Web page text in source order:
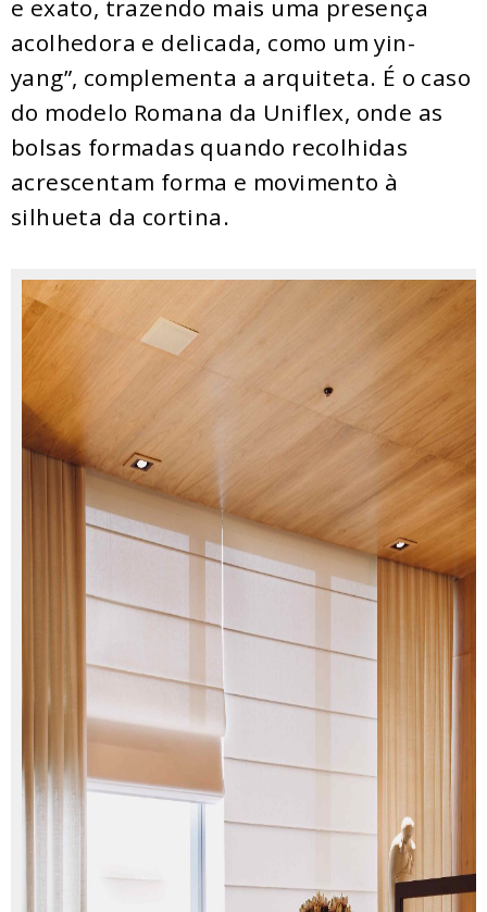
e exato, trazendo mais uma presença
acolhedora e delicada, como um yin-
yang”, complementa a arquiteta. É o caso
do modelo Romana da Uniflex, onde as
bolsas formadas quando recolhidas
acrescentam forma e movimento à
silhueta da cortina.